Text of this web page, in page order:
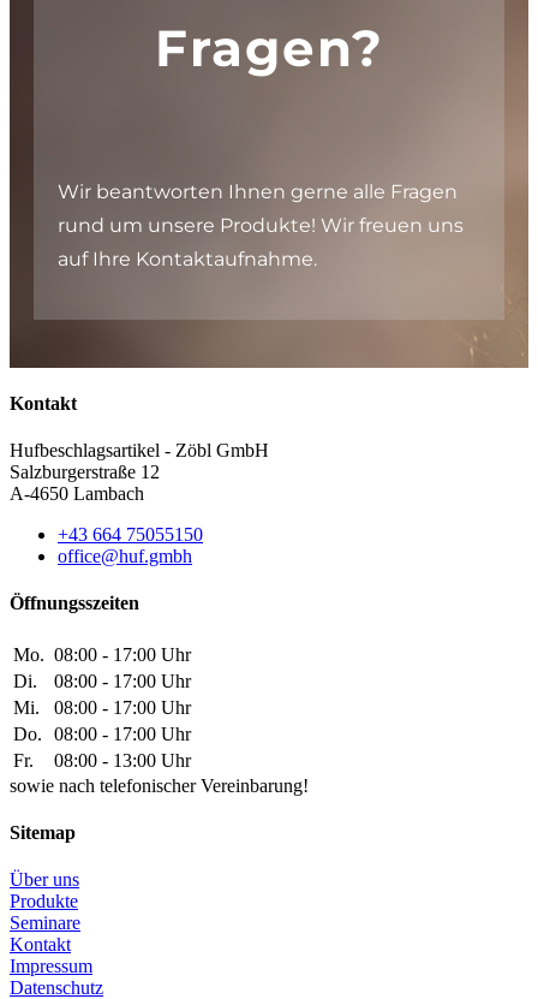
Fragen?
Wir beantworten Ihnen gerne alle Fragen
rund um unsere Produkte! Wir freuen uns
auf Ihre Kontaktaufnahme.
Kontakt
Hufbeschlagsartikel - Zöbl GmbH
Salzburgerstraße 12
A-4650 Lambach
+43 664 75055150
office@huf.gmbh
Öffnungsszeiten
Mo. 08:00 - 17:00 Uhr
Di.
08:00 - 17:00 Uhr
Mi.
08:00 - 17:00 Uhr
Do.
08:00 - 17:00 Uhr
Fr.
08:00 - 13:00 Uhr
sowie nach telefonischer Vereinbarung!
Sitemap
Über uns
Produkte
Seminare
Kontakt
Impressum
Datenschutz